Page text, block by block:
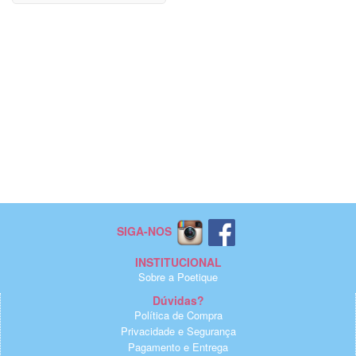
SIGA-NOS
INSTITUCIONAL
Sobre a Poetique
Dúvidas?
Política de Compra
Privacidade e Segurança
Pagamento e Entrega